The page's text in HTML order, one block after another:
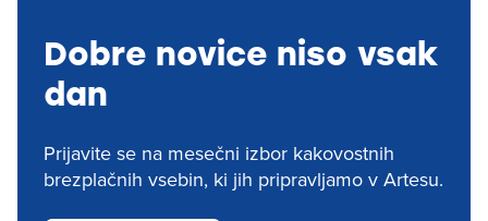
Dobre novice niso vsak
dan
Prijavite se na mesečni izbor kakovostnih
brezplačnih vsebin, ki jih pripravljamo v Artesu.